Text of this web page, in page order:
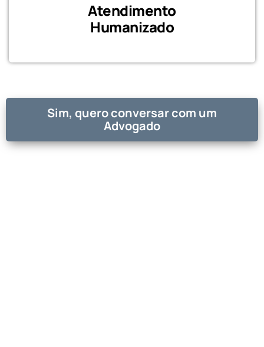
Atendimento
Humanizado
Sim, quero conversar com um
Advogado